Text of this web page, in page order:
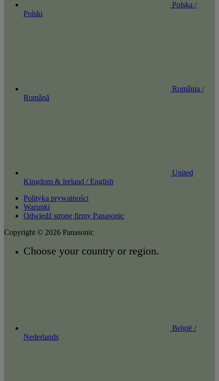
Polska /
Polski
România /
Română
United
Kingdom & Ireland / English
Polityka prywatności
Warunki
Odwiedź stronę firmy Panasonic
Copyright © 2026 Panasonic
Choose your country or region.
België /
Nederlands